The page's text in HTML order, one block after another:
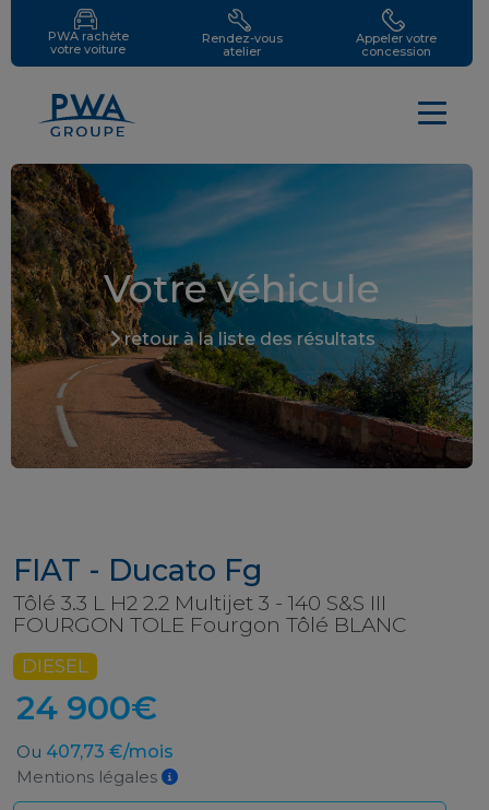
PWA rachète
votre voiture
Rendez-vous
atelier
Appeler votre
concession
Votre véhicule
retour à la liste des résultats
FIAT - Ducato Fg
Tôlé 3.3 L H2 2.2 Multijet 3 - 140 S&S III
FOURGON TOLE Fourgon Tôlé BLANC
DIESEL
24 900€
Ou 407,73 €/mois
Mentions légales